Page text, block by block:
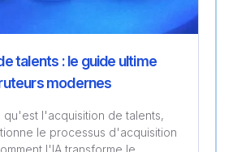
talents : le guide ultime
modernes
l'acquisition de talents,
le processus d'acquisition
l'IA transforme le